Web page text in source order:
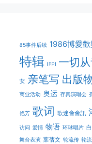
85事件后续 1986博愛
特辑 IFPI 一切
女 亲笔写 出版
商业活动 奥运 存真演唱会
艳芳 歌词 歌迷會會訊
访问 爱情 物语 环球唱片
舞台表演 葉蒨文 轮流传 轮